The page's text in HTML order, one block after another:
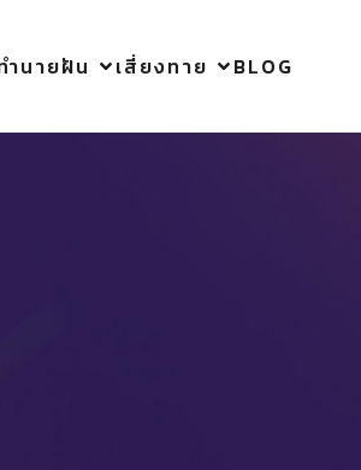
ำนายฝัน เสี่ยงทาย BLOG